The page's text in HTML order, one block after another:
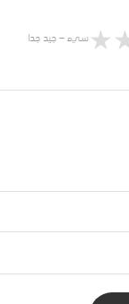
★ سيء – جيد جدا